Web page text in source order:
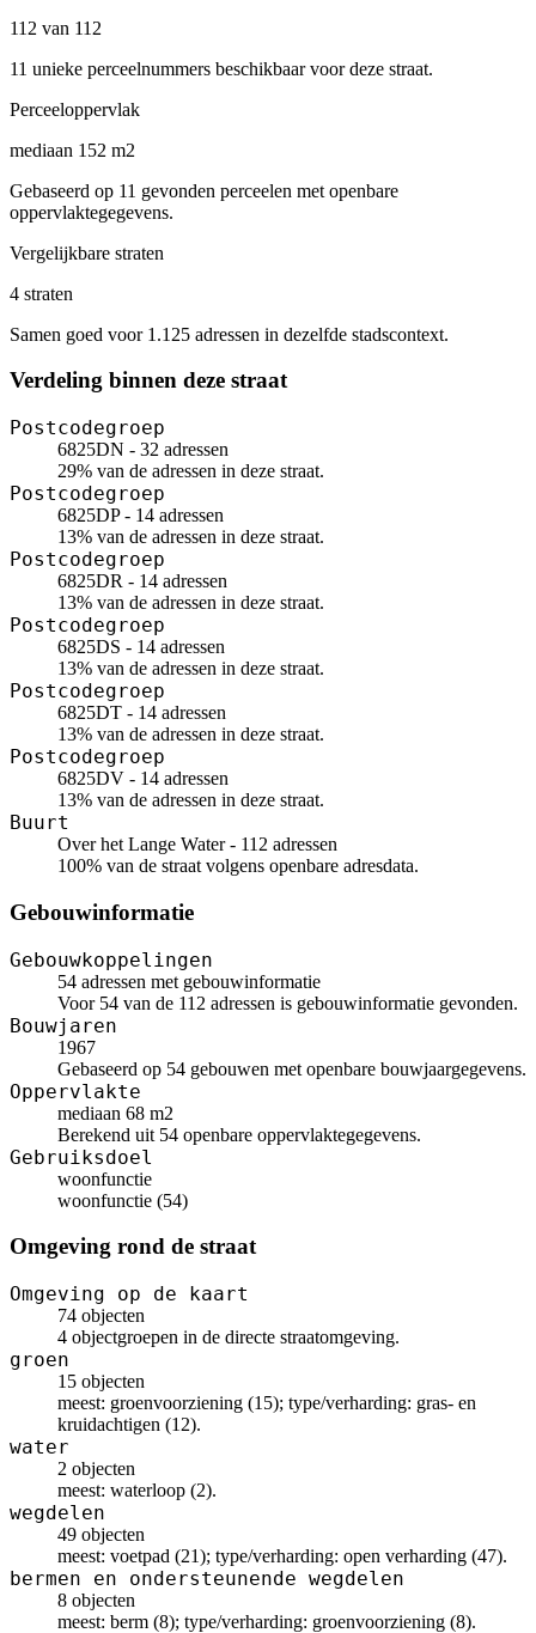
112 van 112
11 unieke perceelnummers beschikbaar voor deze straat.
Perceeloppervlak
mediaan 152 m2
Gebaseerd op 11 gevonden perceelen met openbare
oppervlaktegegevens.
Vergelijkbare straten
4 straten
Samen goed voor 1.125 adressen in dezelfde stadscontext.
Verdeling binnen deze straat
Postcodegroep
6825DN - 32 adressen
29% van de adressen in deze straat.
Postcodegroep
6825DP - 14 adressen
13% van de adressen in deze straat.
Postcodegroep
6825DR - 14 adressen
13% van de adressen in deze straat.
Postcodegroep
6825DS - 14 adressen
13% van de adressen in deze straat.
Postcodegroep
6825DT - 14 adressen
13% van de adressen in deze straat.
Postcodegroep
6825DV - 14 adressen
13% van de adressen in deze straat.
Buurt
Over het Lange Water - 112 adressen
100% van de straat volgens openbare adresdata.
Gebouwinformatie
Gebouwkoppelingen
54 adressen met gebouwinformatie
Voor 54 van de 112 adressen is gebouwinformatie gevonden.
Bouwjaren
1967
Gebaseerd op 54 gebouwen met openbare bouwjaargegevens.
Oppervlakte
mediaan 68 m2
Berekend uit 54 openbare oppervlaktegegevens.
Gebruiksdoel
woonfunctie
woonfunctie (54)
Omgeving rond de straat
Omgeving op de kaart
74 objecten
4 objectgroepen in de directe straatomgeving.
groen
15 objecten
meest: groenvoorziening (15); type/verharding: gras- en
kruidachtigen (12).
water
2 objecten
meest: waterloop (2).
wegdelen
49 objecten
meest: voetpad (21); type/verharding: open verharding (47).
bermen en ondersteunende wegdelen
8 objecten
meest: berm (8); type/verharding: groenvoorziening (8).